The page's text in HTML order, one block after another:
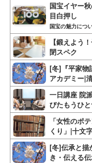
国宝イヤー
目白押し
国宝の魅力につ
【鍛えよう
閉スペク
[冬]『平家物
アカデミー|
一日講座 院
びたもうひ
「女性のポ
くり」|十文
[冬]伝承と描
き・伝える